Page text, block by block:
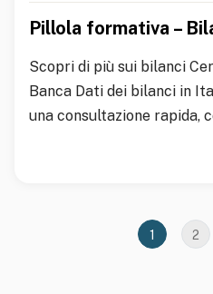
Pillola formativa –
Scopri di più sui bilanci
Banca Dati dei bilanci in
una consultazione rapida,
1 2